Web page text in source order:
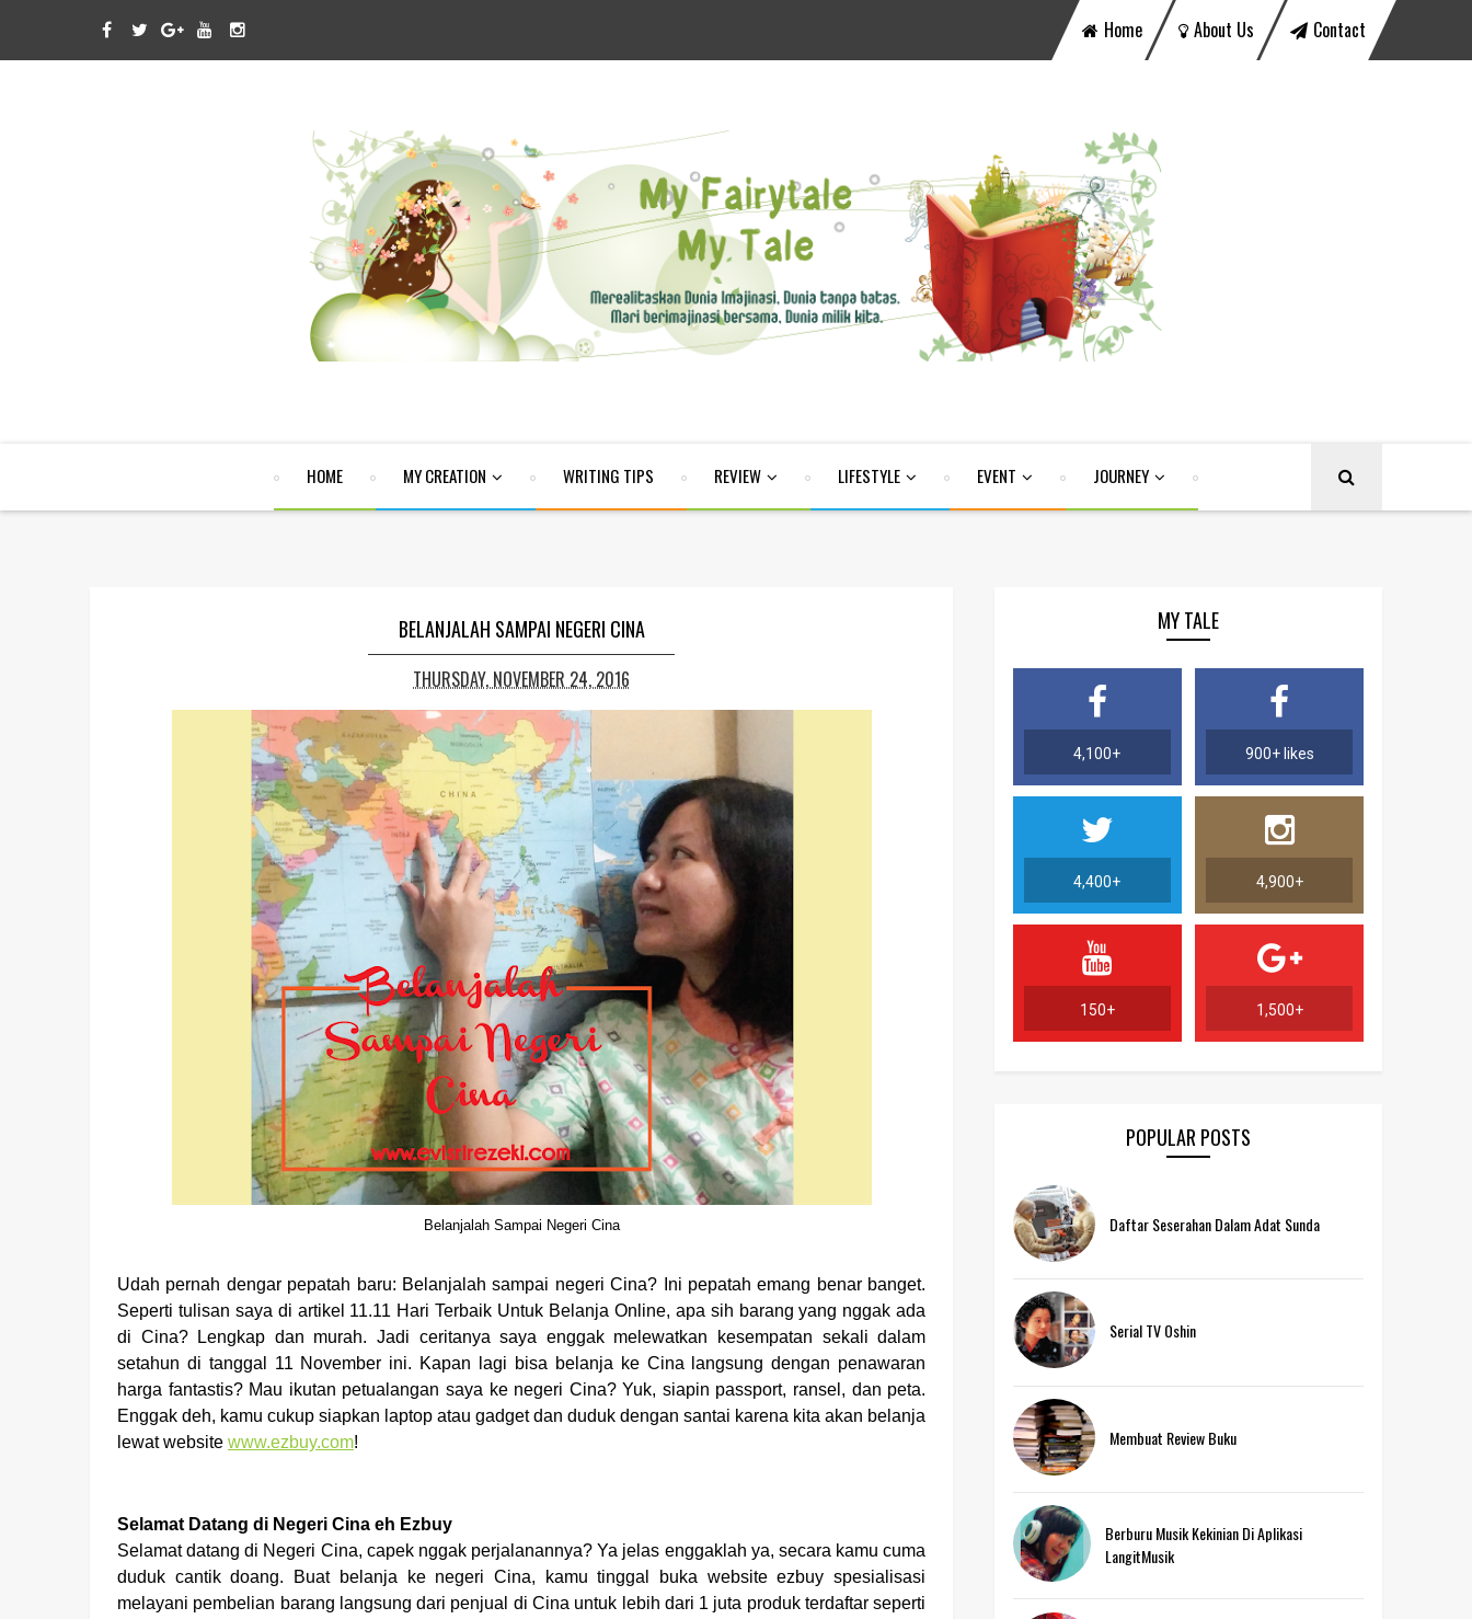
Home About Us Contact
HOME MY CREATION WRITING TIPS REVIEW LIFESTYLE EVENT JOURNEY
BELANJALAH SAMPAI NEGERI CINA
THURSDAY, NOVEMBER 24, 2016
Belanjalah Sampai Negeri Cina
Udah pernah dengar pepatah baru: Belanjalah sampai negeri Cina? Ini pepatah emang benar banget.
Seperti tulisan saya di artikel 11.11 Hari Terbaik Untuk Belanja Online, apa sih barang yang nggak ada
di Cina? Lengkap dan murah. Jadi ceritanya saya enggak melewatkan kesempatan sekali dalam
setahun di tanggal 11 November ini. Kapan lagi bisa belanja ke Cina langsung dengan penawaran
harga fantastis? Mau ikutan petualangan saya ke negeri Cina? Yuk, siapin passport, ransel, dan peta.
Enggak deh, kamu cukup siapkan laptop atau gadget dan duduk dengan santai karena kita akan belanja
lewat website www.ezbuy.com!
Selamat Datang di Negeri Cina eh Ezbuy
Selamat datang di Negeri Cina, capek nggak perjalanannya? Ya jelas enggaklah ya, secara kamu cuma
duduk cantik doang. Buat belanja ke negeri Cina, kamu tinggal buka website ezbuyspesialisasi
melayani pembelian barang langsung dari penjual di Cina untuk lebih dari 1 juta produk terdaftar seperti
MY TALE
4,100+ 900+ likes
4,400+ 4,900+
150+ 1,500+
POPULAR POSTS
Daftar Seserahan Dalam Adat Sunda
Serial TV Oshin
Membuat Review Buku
Berburu Musik Kekinian Di Aplikasi
LangitMusik